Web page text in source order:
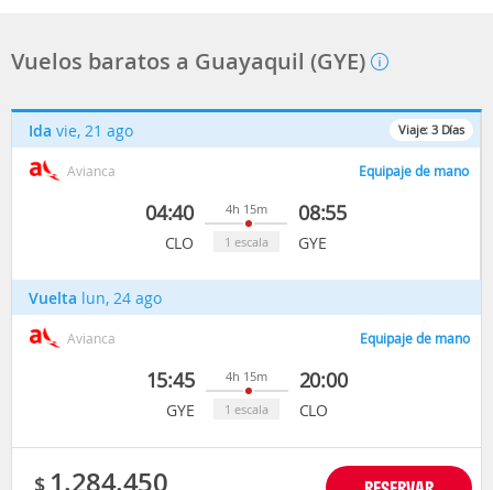
Vuelos baratos a Guayaquil (GYE)
Viaje: 3 Días
Ida vie, 21 ago
Avianca Equipaje de mano
04:40
CLO
4h 15m
1 escala
08:55
GYE
Vuelta lun, 24 ago
Avianca Equipaje de mano
15:45
GYE
4h 15m
1 escala
20:00
CLO
$ 1.284.450